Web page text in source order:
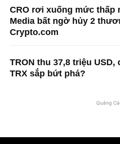
CRO rơi xuống mức thấp
Media bất ngờ hủy 2
Crypto.com
TRON thu 37,8 triệu
TRX sắp bứt phá?
Quảng